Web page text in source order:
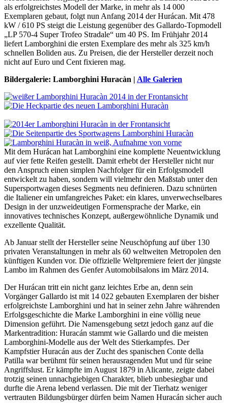
als erfolgreichstes Modell der Marke, in mehr als 14 000
Exemplaren gebaut, folgt nun Anfang 2014 der Hurácan. Mit 478
kW / 610 PS steigt die Leistung gegenüber des Gallardo-Topmodell
„LP 570-4 Super Trofeo Stradale“ um 40 PS. Im Frühjahr 2014
liefert Lamborghini die ersten Exemplare des mehr als 325 km/h
schnellen Boliden aus. Zu Preisen, die der Hersteller derzeit noch
nicht auf Euro und Cent fixieren mag.
Bildergalerie: Lamborghini Huracàn | Alle Galerien
Mit dem Hurácan hat Lamborghini eine komplette Neuentwicklung
auf vier fette Reifen gestellt. Damit erhebt der Hersteller nicht nur
den Anspruch einen simplen Nachfolger für ein Erfolgsmodell
entwickelt zu haben, sondern will vielmehr den Maßstab unter den
Supersportwagen dieses Segments neu definieren. Dazu schnürten
die Italiener ein umfangreiches Paket: ein klares, unverwechselbares
Design in der unzweideutigen Formensprache der Marke, ein
innovatives technisches Konzept, außergewöhnliche Dynamik und
exzellente Qualität.
Ab Januar stellt der Hersteller seine Neuschöpfung auf über 130
privaten Veranstaltungen in mehr als 60 weltweiten Metropolen den
künftigen Kunden vor. Die offizielle Weltpremiere feiert der jüngste
Lambo im Rahmen des Genfer Automobilsalons im März 2014.
Der Hurácan tritt ein nicht ganz leichtes Erbe an, denn sein
Vorgänger Gallardo ist mit 14 022 gebauten Exemplaren der bisher
erfolgreichste Lamborghini und hat in seiner zehn Jahre währenden
Erfolgsgeschichte die Marke Lamborghini in eine völlig neue
Dimension geführt. Die Namensgebung setzt jedoch ganz auf die
Markentradition: Huracán stammt wie Gallardo und die meisten
Lamborghini-Modelle aus der Welt des Stierkampfes. Der
Kampfstier Huracán aus der Zucht des spanischen Conte della
Patilla war berühmt für seinen herausragenden Mut und für seine
Angriffslust. Er kämpfte im August 1879 in Alicante, zeigte dabei
trotzig seinen unnachgiebigen Charakter, blieb unbesiegbar und
durfte die Arena lebend verlassen. Die mit der Tierhatz weniger
vertrauten Bildungsbürger dürfen beim Namen Huracán sicher auch